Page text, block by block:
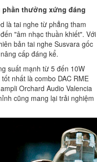
thưởng xứng đáng
là tai nghe từ phẳng tham
"âm nhạc thuần khiết". Với
bản tai nghe Susvara gốc
cấp đáng kể.
suất mạnh từ 5 đến 10W
nhất là combo DAC RME
Orchard Audio Valencia
cũng mang lại trải nghiệm